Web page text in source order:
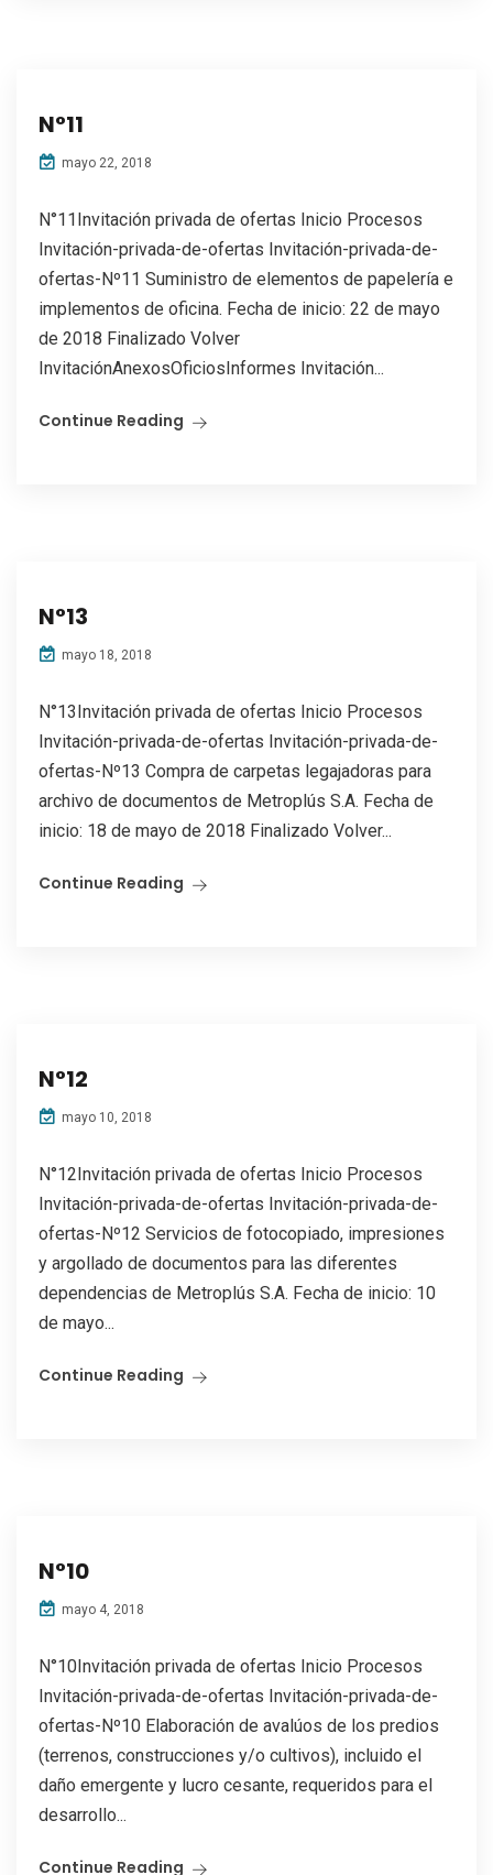
N°11
mayo 22, 2018
N°11Invitación privada de ofertas Inicio Procesos
Invitación-privada-de-ofertas Invitación-privada-de-
ofertas-Nº11 Suministro de elementos de papelería e
implementos de oficina. Fecha de inicio: 22 de mayo
de 2018 Finalizado Volver
InvitaciónAnexosOficiosInformes Invitación...
Continue Reading
N°13
mayo 18, 2018
N°13Invitación privada de ofertas Inicio Procesos
Invitación-privada-de-ofertas Invitación-privada-de-
ofertas-Nº13 Compra de carpetas legajadoras para
archivo de documentos de Metroplús S.A. Fecha de
inicio: 18 de mayo de 2018 Finalizado Volver...
Continue Reading
N°12
mayo 10, 2018
N°12Invitación privada de ofertas Inicio Procesos
Invitación-privada-de-ofertas Invitación-privada-de-
ofertas-Nº12 Servicios de fotocopiado, impresiones
y argollado de documentos para las diferentes
dependencias de Metroplús S.A. Fecha de inicio: 10
de mayo...
Continue Reading
N°10
mayo 4, 2018
N°10Invitación privada de ofertas Inicio Procesos
Invitación-privada-de-ofertas Invitación-privada-de-
ofertas-Nº10 Elaboración de avalúos de los predios
(terrenos, construcciones y/o cultivos), incluido el
daño emergente y lucro cesante, requeridos para el
desarrollo...
Continue Reading